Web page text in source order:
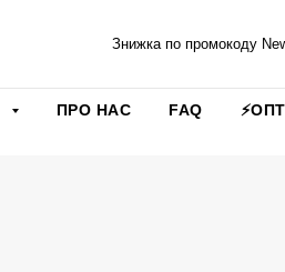
Знижка по промокоду
ПРО НАС FAQ